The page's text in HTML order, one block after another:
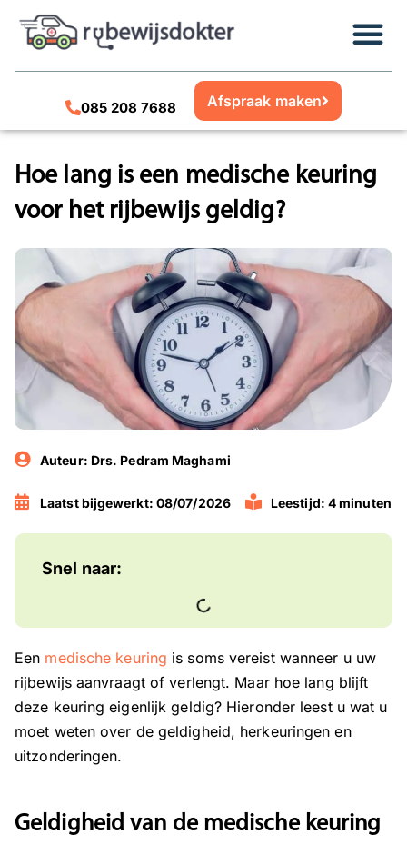
085 208 7688 Afspraak maken
Hoe lang is een medische keuring
voor het rijbewijs geldig?
Auteur: Drs. Pedram Maghami
Laatst bijgewerkt: 08/07/2026 Leestijd: 4 minuten
Snel naar:
Een medische keuring is soms vereist wanneer u uw
rijbewijs aanvraagt of verlengt. Maar hoe lang blijft
deze keuring eigenlijk geldig? Hieronder leest u wat u
moet weten over de geldigheid, herkeuringen en
uitzonderingen.
Geldigheid van de medische keuring